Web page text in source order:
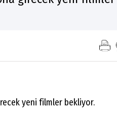
yeni filmler bekliyor.